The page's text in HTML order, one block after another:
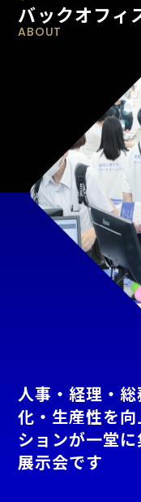
バックオフィ
ABOUT
人事・経理・
化・生産性を
ションが一堂
展示会です